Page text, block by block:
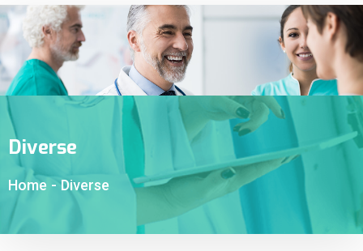
Diverse
Home - Diverse